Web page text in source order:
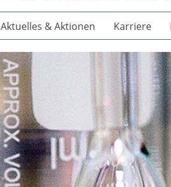
Aktuelles & Aktionen Karriere